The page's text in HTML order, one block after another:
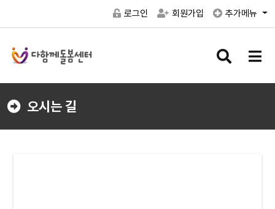
로그인 회원가입 추가메뉴
검
버
메
버
오시는 길